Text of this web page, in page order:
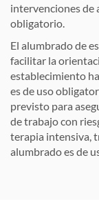
intervenciones de
obligatorio.
El alumbrado de
facilitar la
establecimiento
es de uso
previsto para
de trabajo con
terapia intensiva,
alumbrado es de